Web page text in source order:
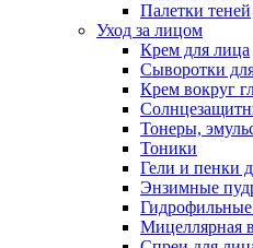
Палетки теней
Уход за лицом
Крем для лица
Сыворотки
Крем вокруг
Тонеры,
Тоники
Гели и пенки
Энзимные
Гидрофильные
Мицеллярная